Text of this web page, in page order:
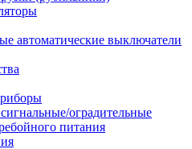
автоматические выключатели
оградительные
питания